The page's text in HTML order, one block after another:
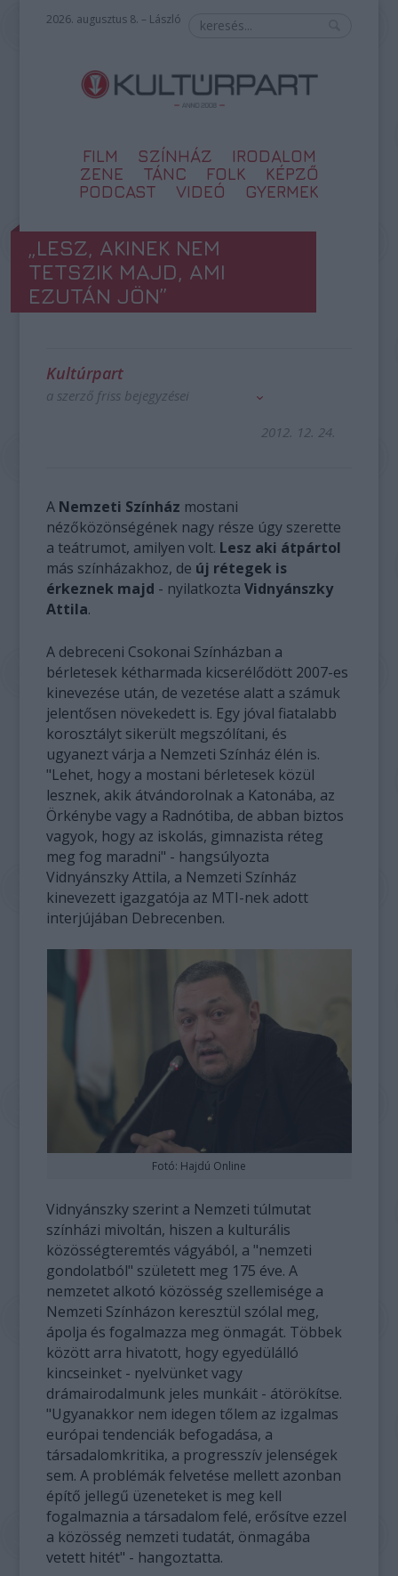
2026. augusztus 8. – László
FILM SZÍNHÁZ
IRODALOM
ZENE
TÁNC FOLK
KÉPZŐ
PODCAST
VIDEÓ GYERMEK
„LESZ, AKINEK NEM
TETSZIK MAJD, AMI
EZUTÁN JÖN”
Kultúrpart
a szerző friss bejegyzései
2012. 12. 24.
A Nemzeti Színház mostani
nézőközönségének nagy része úgy szerette
a teátrumot, amilyen volt. Lesz aki átpártol
más színházakhoz, de új rétegek is
érkeznek majd - nyilatkoztaVidnyánszky
Attila.
A debreceni Csokonai Színházban a
bérletesek kétharmada kicserélődött 2007-es
kinevezése után, de vezetése alatt a számuk
jelentősen növekedett is. Egy jóval fiatalabb
korosztályt sikerült megszólítani, és
ugyanezt várja a Nemzeti Színház élén is.
"Lehet, hogy a mostani bérletesek közül
lesznek, akik átvándorolnak a Katonába, az
Örkénybe vagy a Radnótiba, de abban biztos
vagyok, hogy az iskolás, gimnazista réteg
meg fog maradni" - hangsúlyozta
Vidnyánszky Attila, a Nemzeti Színház
kinevezett igazgatója az MTI-nek adott
interjújában Debrecenben.
Fotó: Hajdú Online
Vidnyánszky szerint a Nemzeti túlmutat
színházi mivoltán, hiszen a kulturális
közösségteremtés vágyából, a "nemzeti
gondolatból" született meg 175 éve. A
nemzetet alkotó közösség szellemisége a
Nemzeti Színházon keresztül szólal meg,
ápolja és fogalmazza meg önmagát. Többek
között arra hivatott, hogy egyedülálló
kincseinket - nyelvünket vagy
drámairodalmunk jeles munkáit - átörökítse.
"Ugyanakkor nem idegen tőlem az izgalmas
európai tendenciák befogadása, a
társadalomkritika, a progresszív jelenségek
sem. A problémák felvetése mellett azonban
építő jellegű üzeneteket is meg kell
fogalmaznia a társadalom felé, erősítve ezzel
a közösség nemzeti tudatát, önmagába
vetett hitét" - hangoztatta.